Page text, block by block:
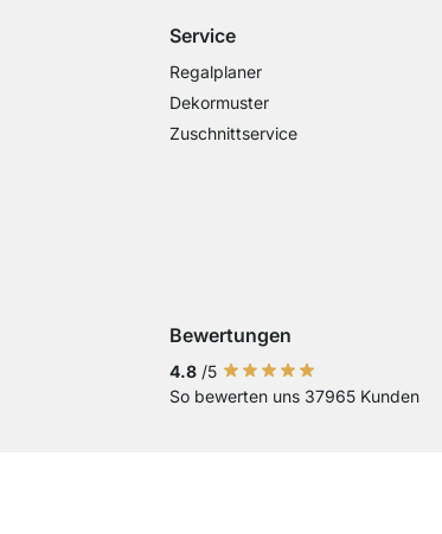
Service
Regalplaner
Dekormuster
Zuschnittservice
Zahlung mit Sofort Kasse
Zahlung mit Vorkasse
Bewertungen
4.8 /5
So bewerten uns 37965 Kunden